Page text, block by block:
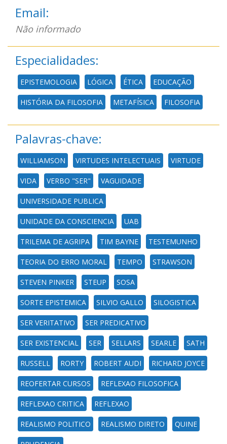
Email:
Não informado
Especialidades:
EPISTEMOLOGIA LÓGICA ÉTICA EDUCAÇÃO
HISTÓRIA DA FILOSOFIA METAFÍSICA FILOSOFIA
Palavras-chave:
WILLIAMSON VIRTUDES INTELECTUAIS VIRTUDE
VIDA VERBO "SER" VAGUIDADE
UNIVERSIDADE PUBLICA
UNIDADE DA CONSCIENCIA UAB
TRILEMA DE AGRIPA TIM BAYNE TESTEMUNHO
TEORIA DO ERRO MORAL TEMPO STRAWSON
STEVEN PINKER STEUP SOSA
SORTE EPISTEMICA SILVIO GALLO SILOGISTICA
SER VERITATIVO SER PREDICATIVO
SER EXISTENCIAL SER SELLARS SEARLE SATH
RUSSELL RORTY ROBERT AUDI RICHARD JOYCE
REOFERTAR CURSOS REFLEXAO FILOSOFICA
REFLEXAO CRITICA REFLEXAO
REALISMO POLITICO REALISMO DIRETO QUINE